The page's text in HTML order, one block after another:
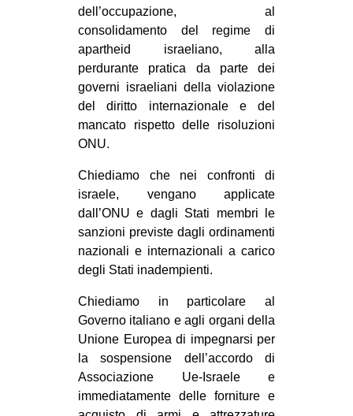
dell’occupazione, al
consolidamento del regime di
apartheid israeliano, alla
perdurante pratica da parte dei
governi israeliani della violazione
del diritto internazionale e del
mancato rispetto delle risoluzioni
ONU.
Chiediamo che nei confronti di
israele, vengano applicate
dall’ONU e dagli Stati membri le
sanzioni previste dagli ordinamenti
nazionali e internazionali a carico
degli Stati inadempienti.
Chiediamo in particolare al
Governo italiano e agli organi della
Unione Europea di impegnarsi per
la sospensione dell’accordo di
Associazione Ue-Israele e
immediatamente delle forniture e